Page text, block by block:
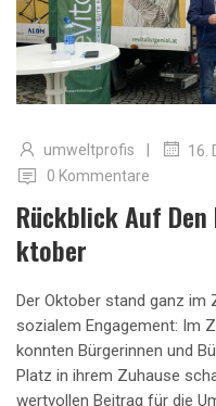
umweltprofis 16.
0 Kommentare
Rückblick Auf
Ktober
Der Oktober stand ganz im
sozialem Engagement: Im
konnten Bürgerinnen und
Platz in ihrem Zuhause
wertvollen Beitrag für die